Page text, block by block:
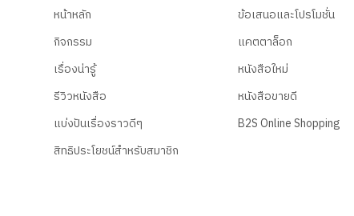
หน้าหลัก
กิจกรรม
เรื่องน่ารู้
รีวิวหนังสือ
แบ่งปันเรื่องราวดีๆ
สิทธิประโยชน์สำหรับสมาชิก
ข้อเสนอและโปรโมชั่น
แคตตาล็อก
หนังสือใหม่
หนังสือขายดี
B2S Online Shopping